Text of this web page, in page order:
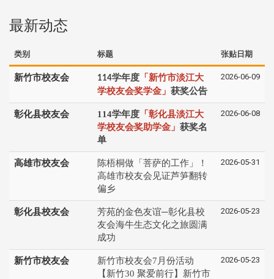
最新动态
类别 标题 张贴日期
新竹市校友会 114学年度 「新竹市淡江大
学校友会奖学金」 获奖公告
2026-06-09
彰化县校友会 114学年度 「彰化县淡江大
学校友会奖助学金」 获奖名
单
2026-06-08
高雄市校友会
陈梧桐做「菩萨的工作」！
高雄市校友会见证芦笋翻转
偏乡
2026-05-31
彰化县校友会
芳苑的金色友谊─彰化县校
友会海牛生态文化之旅圆满
成功
2026-05-23
新竹市校友会
新竹市校友会7月份活动
【新竹30 聚爱前行】新竹市
2026-05-23